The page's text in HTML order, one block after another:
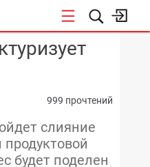
КОНФЕРЕНЦИИ
999 прочтений
слияние
продуктовой
будет поделен